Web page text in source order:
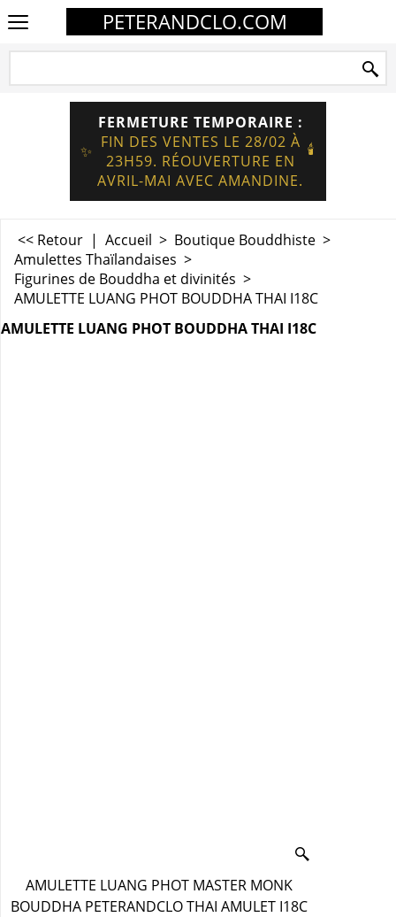
PETERANDCLO.COM
✨
FERMETURE TEMPORAIRE :
FIN DES VENTES LE 28/02 À
23H59. RÉOUVERTURE EN
AVRIL-MAI AVEC AMANDINE.
🕯️
<< Retour | Accueil > Boutique Bouddhiste >
Amulettes Thaïlandaises >
Figurines de Bouddha et divinités >
AMULETTE LUANG PHOT BOUDDHA THAI I18C
AMULETTE LUANG PHOT BOUDDHA THAI I18C
AMULETTE LUANG PHOT MASTER MONK
BOUDDHA PETERANDCLO THAI AMULET I18C